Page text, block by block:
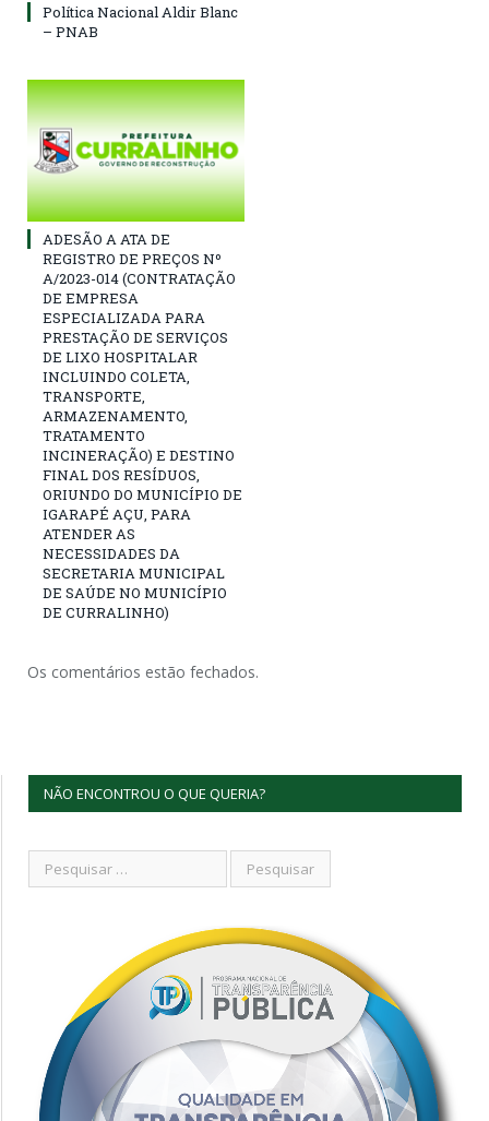
Política Nacional Aldir Blanc
– PNAB
ADESÃO A ATA DE
REGISTRO DE PREÇOS Nº
A/2023-014 (CONTRATAÇÃO
DE EMPRESA
ESPECIALIZADA PARA
PRESTAÇÃO DE SERVIÇOS
DE LIXO HOSPITALAR
INCLUINDO COLETA,
TRANSPORTE,
ARMAZENAMENTO,
TRATAMENTO
INCINERAÇÃO) E DESTINO
FINAL DOS RESÍDUOS,
ORIUNDO DO MUNICÍPIO DE
IGARAPÉ AÇU, PARA
ATENDER AS
NECESSIDADES DA
SECRETARIA MUNICIPAL
DE SAÚDE NO MUNICÍPIO
DE CURRALINHO)
Os comentários estão fechados.
NÃO ENCONTROU O QUE QUERIA?